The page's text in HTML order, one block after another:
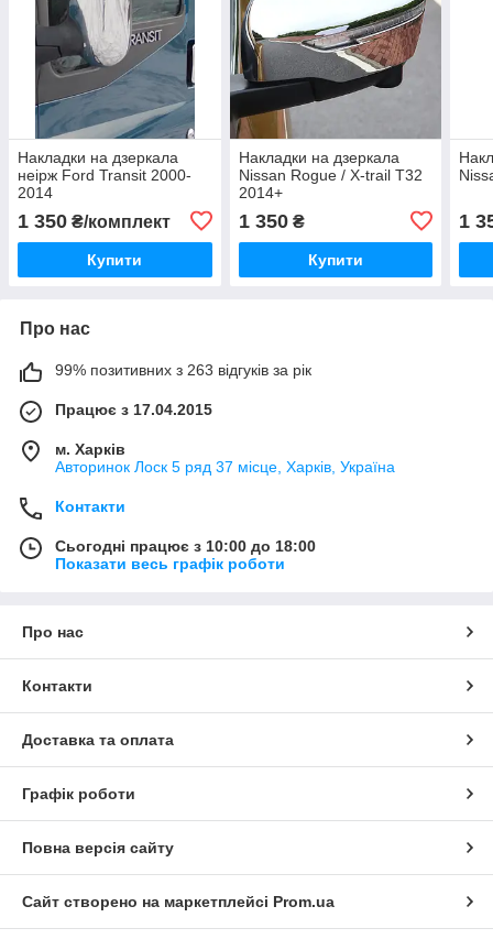
Накладки на дзеркала
неірж Ford Transit 2000-
2014
1 350 ₴/комплект
Купити
Накладки на дзеркала
Nissan Rogue / X-trail T32
2014+
1 350₴
Купити
1
Про нас
99% позитивних з 263 відгуків за рік
Працює з 17.04.2015
м. Харків
Авторинок Лоск 5 ряд 37 місце, Харків, Україна
Контакти
Сьогодні працює з 10:00 до 18:00
Показати весь графік роботи
Про нас
Контакти
Доставка та оплата
Графік роботи
Повна версія сайту
Сайт створено на маркетплейсі Prom.ua